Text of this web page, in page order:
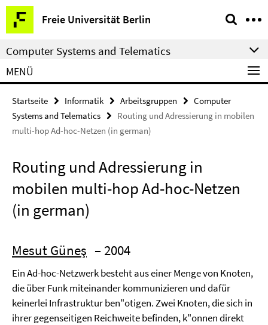
Springe
direkt
zu
Inhalt
Freie Universität Berlin
Service-
Navigation
Computer Systems and Telematics
MENÜ
Startseite Informatik Arbeitsgruppen
Computer
Systems and Telematics
Routing und Adressierung in mobilen
multi-hop Ad-hoc-Netzen (in german)
Routing und Adressierung in
mobilen multi-hop Ad-hoc-Netzen
(in german)
Mesut Güneş – 2004
Ein Ad-hoc-Netzwerk besteht aus einer Menge von Knoten,
die über Funk miteinander kommunizieren und dafür
keinerlei Infrastruktur ben"otigen. Zwei Knoten, die sich in
ihrer gegenseitigen Reichweite befinden, k"onnen direkt